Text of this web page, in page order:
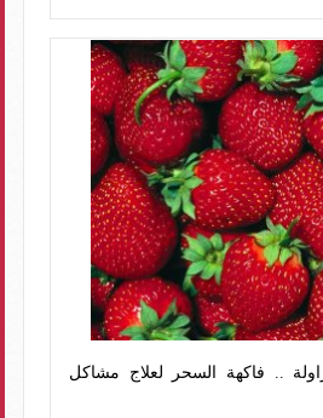
.. فاكهة السحر لعلاج مشاكل